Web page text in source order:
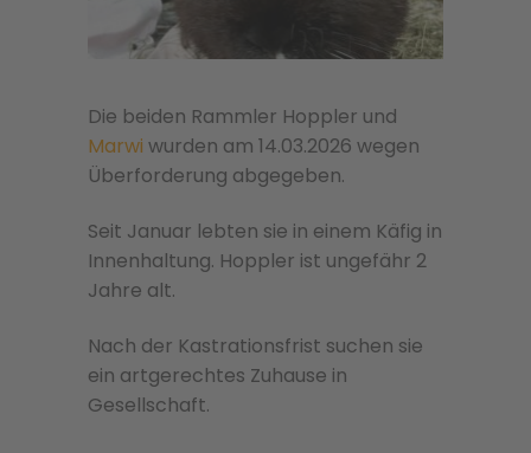
Die beiden Rammler Hoppler und
Marwi wurden am 14.03.2026 wegen
Überforderung abgegeben.
Seit Januar lebten sie in einem Käfig in
Innenhaltung. Hoppler ist ungefähr 2
Jahre alt.
Nach der Kastrationsfrist suchen sie
ein artgerechtes Zuhause in
Gesellschaft.